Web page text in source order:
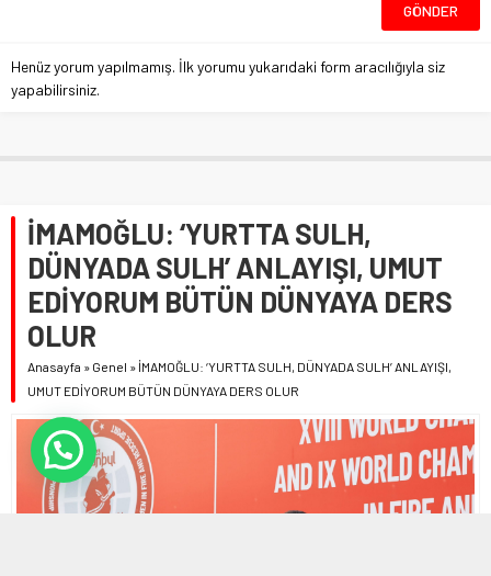
Henüz yorum yapılmamış. İlk yorumu yukarıdaki form aracılığıyla siz
yapabilirsiniz.
İMAMOĞLU: ‘YURTTA SULH,
DÜNYADA SULH’ ANLAYIŞI, UMUT
EDİYORUM BÜTÜN DÜNYAYA DERS
OLUR
Anasayfa » Genel » İMAMOĞLU: ‘YURTTA SULH, DÜNYADA SULH’ ANLAYIŞI,
UMUT EDİYORUM BÜTÜN DÜNYAYA DERS OLUR